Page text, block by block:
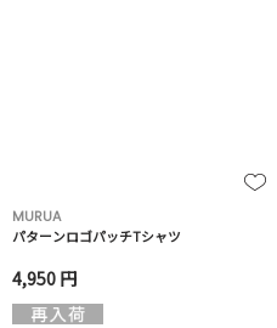
MURUA
パターンロゴパッチTシャツ
4,950 円